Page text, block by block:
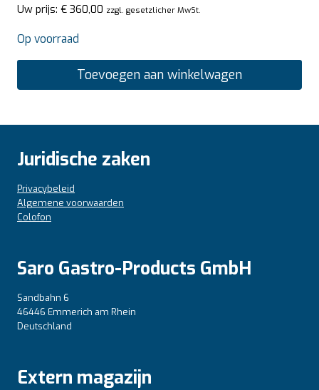
Uw prijs: € 360,00 zzgl. gesetzlicher MwSt.
Op voorraad
Toevoegen aan winkelwagen
Juridische zaken
Privacybeleid
Algemene voorwaarden
Colofon
Saro Gastro-Products GmbH
Sandbahn 6
46446 Emmerich am Rhein
Deutschland
Extern magazijn